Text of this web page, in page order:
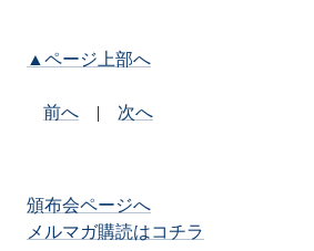
▲ページ上部へ
前へ| 次へ
頒布会ページへ
メルマガ購読はコチラ